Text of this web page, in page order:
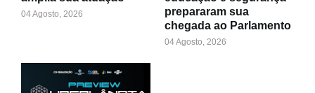
04 Agosto, 2026
prepararam sua
chegada ao Parlamento
04 Agosto, 2026